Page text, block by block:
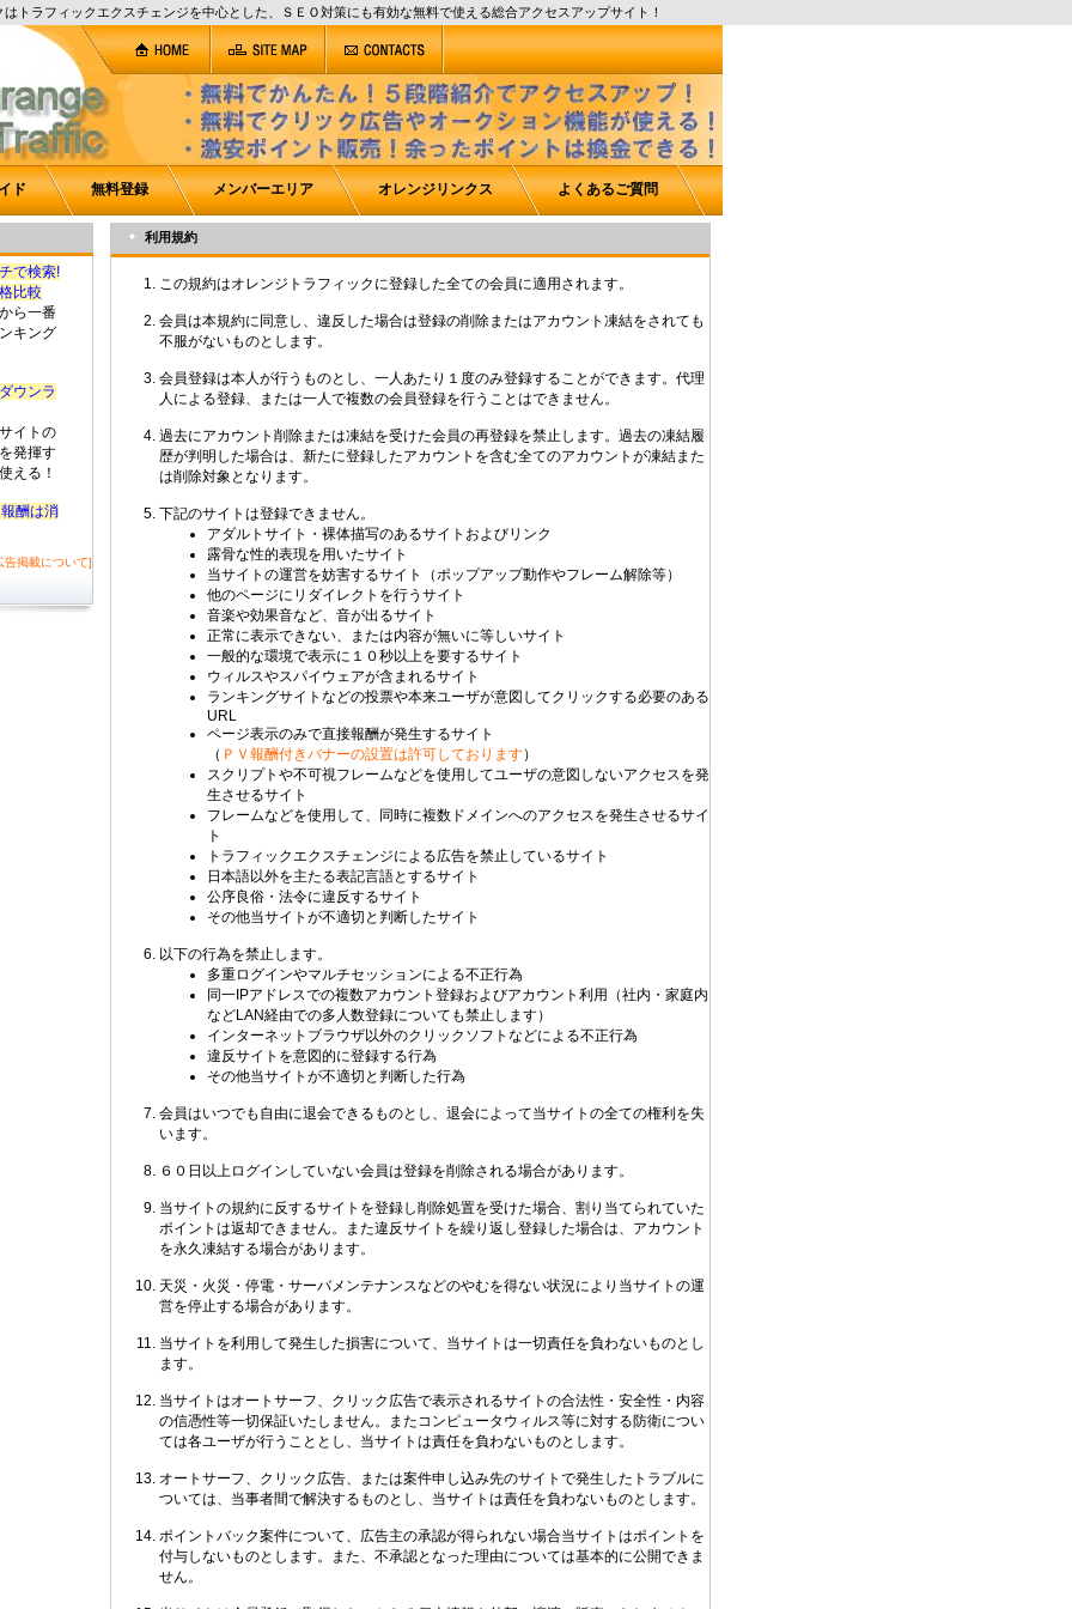
トラフィックエクスチェンジを中心とした、ＳＥＯ対策にも有効な無料で使える総合アクセスアップサイト！
ド 無料登録 メンバーエリア オレンジリンクス よくあるご質問
で検索!
比較
ら一番
キング
ウンラ
イトの
発揮す
える！
酬は消
告掲載について]
利用規約
この規約はオレンジトラフィックに登録した全ての会員に適用されます。
会員は本規約に同意し、違反した場合は登録の削除またはアカウント凍結をされても
不服がないものとします。
会員登録は本人が行うものとし、一人あたり１度のみ登録することができます。代理
人による登録、または一人で複数の会員登録を行うことはできません。
過去にアカウント削除または凍結を受けた会員の再登録を禁止します。過去の凍結履
歴が判明した場合は、新たに登録したアカウントを含む全てのアカウントが凍結また
は削除対象となります。
下記のサイトは登録できません。
アダルトサイト・裸体描写のあるサイトおよびリンク
露骨な性的表現を用いたサイト
当サイトの運営を妨害するサイト（ポップアップ動作やフレーム解除等）
他のページにリダイレクトを行うサイト
音楽や効果音など、音が出るサイト
正常に表示できない、または内容が無いに等しいサイト
一般的な環境で表示に１０秒以上を要するサイト
ウィルスやスパイウェアが含まれるサイト
ランキングサイトなどの投票や本来ユーザが意図してクリックする必要のある
URL
ページ表示のみで直接報酬が発生するサイト
（ ＰＶ報酬付きバナーの設置は許可しております）
スクリプトや不可視フレームなどを使用してユーザの意図しないアクセスを発
生させるサイト
フレームなどを使用して、同時に複数ドメインへのアクセスを発生させるサイ
ト
トラフィックエクスチェンジによる広告を禁止しているサイト
日本語以外を主たる表記言語とするサイト
公序良俗・法令に違反するサイト
その他当サイトが不適切と判断したサイト
以下の行為を禁止します。
多重ログインやマルチセッションによる不正行為
同一IPアドレスでの複数アカウント登録およびアカウント利用（社内・家庭内
などLAN経由での多人数登録についても禁止します）
インターネットブラウザ以外のクリックソフトなどによる不正行為
違反サイトを意図的に登録する行為
その他当サイトが不適切と判断した行為
会員はいつでも自由に退会できるものとし、退会によって当サイトの全ての権利を失
います。
６０日以上ログインしていない会員は登録を削除される場合があります。
当サイトの規約に反するサイトを登録し削除処置を受けた場合、割り当てられていた
ポイントは返却できません。また違反サイトを繰り返し登録した場合は、アカウント
を永久凍結する場合があります。
天災・火災・停電・サーバメンテナンスなどのやむを得ない状況により当サイトの運
営を停止する場合があります。
当サイトを利用して発生した損害について、当サイトは一切責任を負わないものとし
ます。
当サイトはオートサーフ、クリック広告で表示されるサイトの合法性・安全性・内容
の信憑性等一切保証いたしません。またコンピュータウィルス等に対する防衛につい
ては各ユーザが行うこととし、当サイトは責任を負わないものとします。
オートサーフ、クリック広告、または案件申し込み先のサイトで発生したトラブルに
ついては、当事者間で解決するものとし、当サイトは責任を負わないものとします。
ポイントバック案件について、広告主の承認が得られない場合当サイトはポイントを
付与しないものとします。また、不承認となった理由については基本的に公開できま
せん。